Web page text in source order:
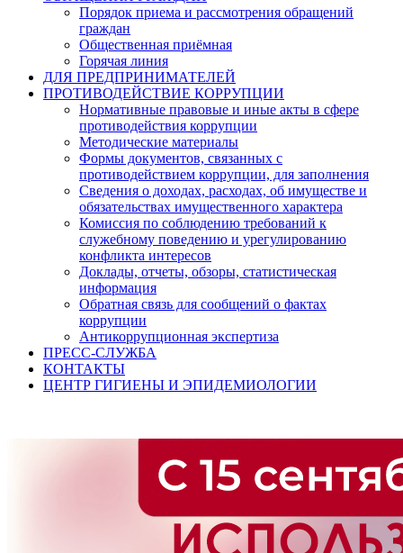
Порядок приема и рассмотрения обращений
граждан
Общественная приёмная
Горячая линия
ДЛЯ ПРЕДПРИНИМАТЕЛЕЙ
ПРОТИВОДЕЙСТВИЕ КОРРУПЦИИ
Нормативные правовые и иные акты в сфере
противодействия коррупции
Методические материалы
Формы документов, связанных с
противодействием коррупции, для заполнения
Сведения о доходах, расходах, об имуществе и
обязательствах имущественного характера
Комиссия по соблюдению требований к
служебному поведению и урегулированию
конфликта интересов
Доклады, отчеты, обзоры, статистическая
информация
Обратная связь для сообщений о фактах
коррупции
Антикоррупционная экспертиза
ПРЕСС-СЛУЖБА
КОНТАКТЫ
ЦЕНТР ГИГИЕНЫ И ЭПИДЕМИОЛОГИИ